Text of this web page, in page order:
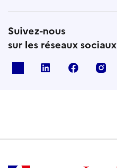
Suivez-nous
sur les réseaux sociaux
Linkedin Facebook